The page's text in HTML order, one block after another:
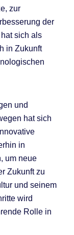
zur
der
sich als
in Zukunft
und
hat sich
in
um neue
Zukunft zu
und seinem
wird
Rolle in